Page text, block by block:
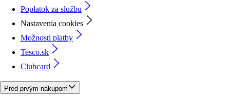
Poplatok za službu
Nastavenia cookies
Možnosti platby
Tesco.sk
Clubcard
Pred prvým nákupom